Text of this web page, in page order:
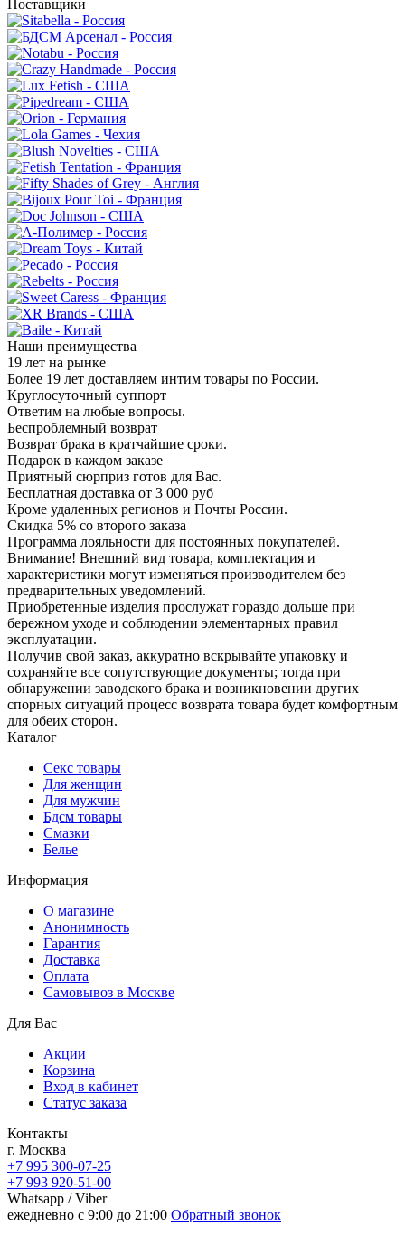
Поставщики
Наши преимущества
19 лет на рынке
Более 19 лет доставляем интим товары по России.
Круглосуточный суппорт
Ответим на любые вопросы.
Беспроблемный возврат
Возврат брака в кратчайшие сроки.
Подарок в каждом заказе
Приятный сюрприз готов для Вас.
Бесплатная доставка от 3 000 руб
Кроме удаленных регионов и Почты России.
Скидка 5% со второго заказа
Программа лояльности для постоянных покупателей.
Внимание! Внешний вид товара, комплектация и
характеристики могут изменяться производителем без
предварительных уведомлений.
Приобретенные изделия прослужат гораздо дольше при
бережном уходе и соблюдении элементарных правил
эксплуатации.
Получив свой заказ, аккуратно вскрывайте упаковку и
сохраняйте все сопутствующие документы; тогда при
обнаружении заводского брака и возникновении других
спорных ситуаций процесс возврата товара будет комфортным
для обеих сторон.
Каталог
Секс товары
Для женщин
Для мужчин
Бдсм товары
Смазки
Белье
Информация
О магазине
Анонимность
Гарантия
Доставка
Oплата
Самовывоз в Москве
Для Вас
Акции
Корзина
Вход в кабинет
Статус заказа
Контакты
г. Москва
+7 995 300-07-25
+7 993 920-51-00
Whatsapp / Viber
ежедневно с 9:00 до 21:00 Обратный звонок